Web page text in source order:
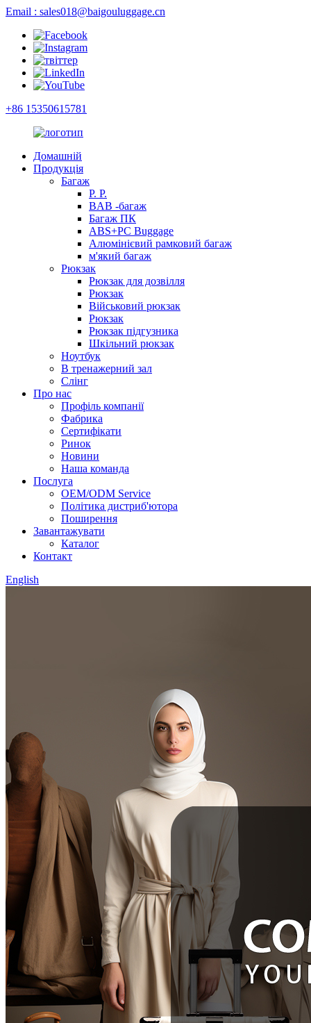
Email : sales018@baigouluggage.cn
+86 15350615781
Домашній
Продукція
Багаж
Р. Р.
BAB -багаж
Багаж ПК
ABS+PC Buggage
Алюмінієвий рамковий багаж
м'який багаж
Рюкзак
Рюкзак для дозвілля
Рюкзак
Військовий рюкзак
Рюкзак
Рюкзак підгузника
Шкільний рюкзак
Ноутбук
В тренажерний зал
Слінг
Про нас
Профіль компанії
Фабрика
Сертифікати
Ринок
Новини
Наша команда
Послуга
OEM/ODM Service
Політика дистриб'ютора
Поширення
Завантажувати
Каталог
Контакт
English